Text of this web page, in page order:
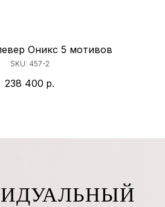
Оникс 5 мотивов
SKU: 457-2
238 400 р.